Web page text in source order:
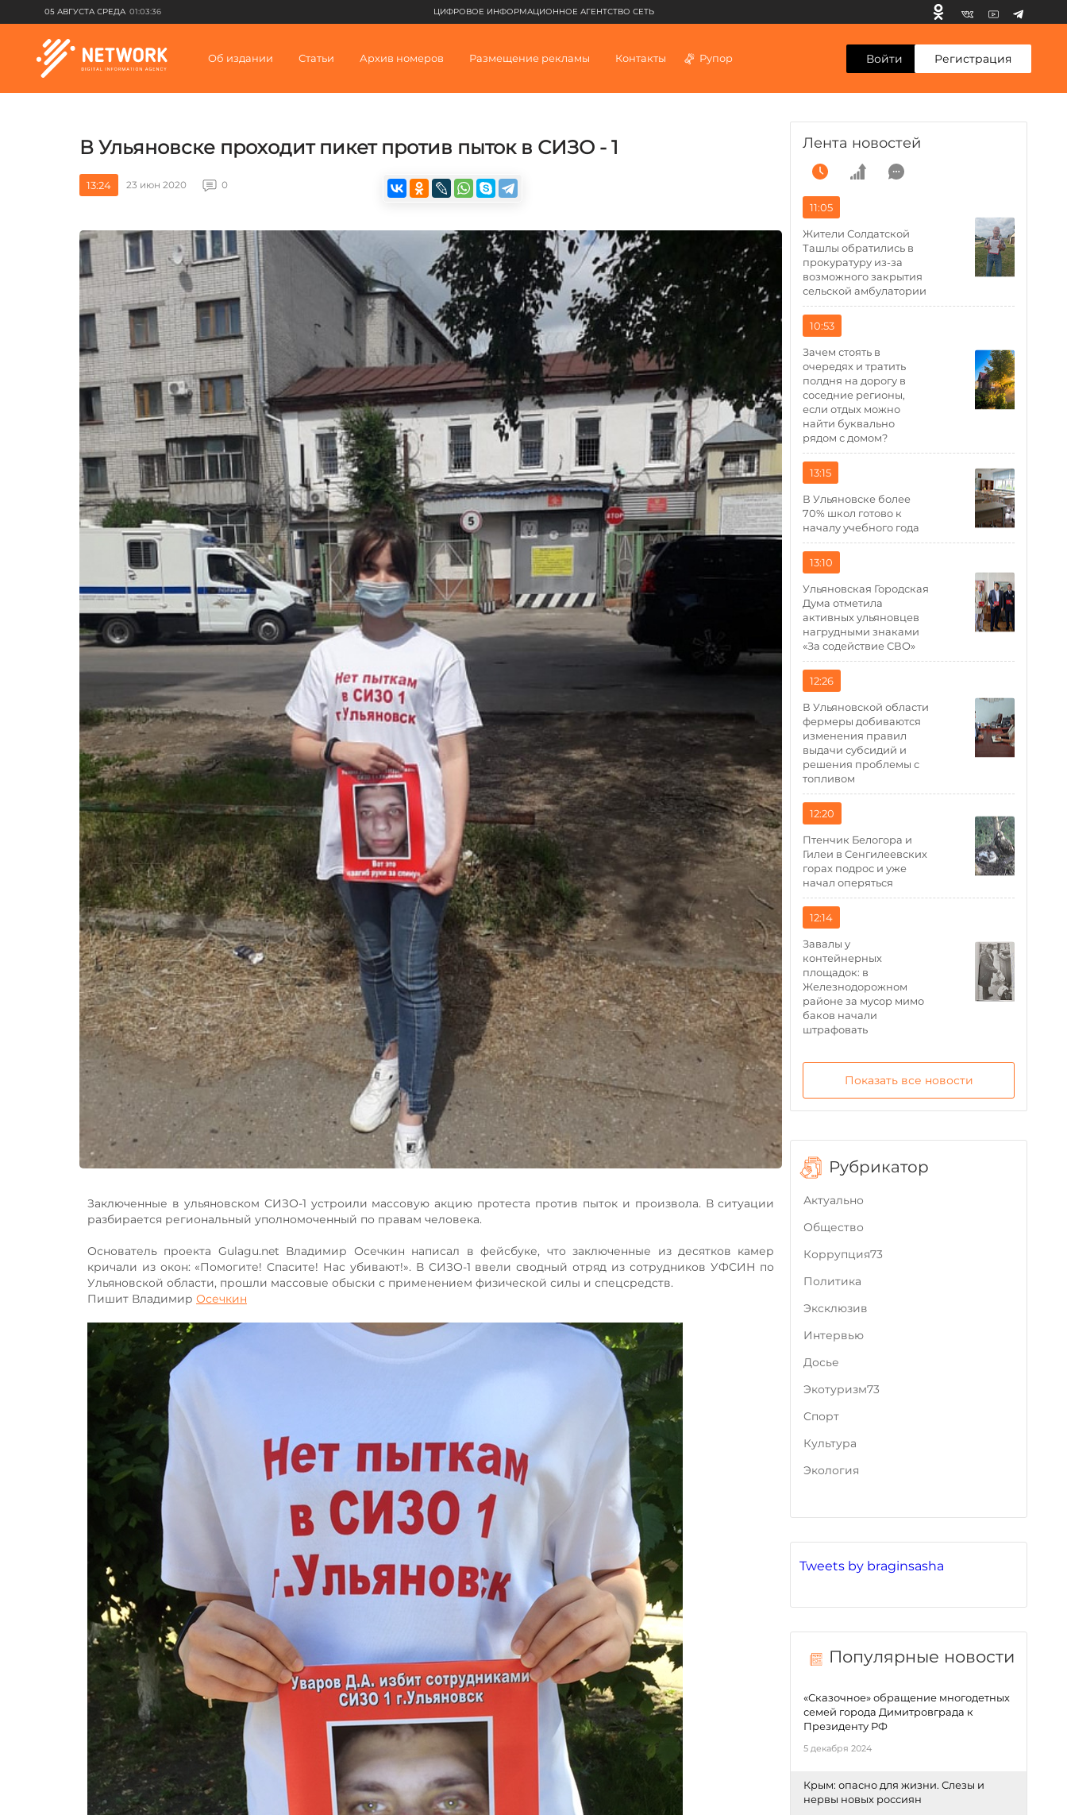
05 АВГУСТА СРЕДА 01:03:36 ЦИФРОВОЕ ИНФОРМАЦИОННОЕ АГЕНТСТВО СЕТЬ
Об издании Статьи Архив номеров Размещение рекламы Контакты Рупор Войти Регистрация
В Ульяновске проходит пикет против пыток в СИЗО - 1
13:24 23 июн 2020 0
Заключенные в ульяновском СИЗО-1 устроили массовую акцию протеста против пыток и произвола. В ситуации
разбирается региональный уполномоченный по правам человека.
Основатель проекта Gulagu.net Владимир Осечкин написал в фейсбуке, что заключенные из десятков камер
кричали из окон: «Помогите! Спасите! Нас убивают!». В СИЗО-1 ввели сводный отряд из сотрудников УФСИН по
Ульяновской области, прошли массовые обыски с применением физической силы и спецсредств.
Пишит Владимир Осечкин
Tweets by braginsasha
Популярные новости
«Сказочное» обращение многодетных
семей города Димитровграда к
Президенту РФ
5 декабря 2024
Крым: опасно для жизни. Слезы и
нервы новых россиян
Лента новостей
11:05
Жители Солдатской
Ташлы обратились в
прокуратуру из-за
возможного закрытия
сельской амбулатории
10:53
Зачем стоять в
очередях и тратить
полдня на дорогу в
соседние регионы,
если отдых можно
найти буквально
рядом с домом?
13:15
В Ульяновске более
70% школ готово к
началу учебного года
13:10
Ульяновская Городская
Дума отметила
активных ульяновцев
нагрудными знаками
«За содействие СВО»
12:26
В Ульяновской области
фермеры добиваются
изменения правил
выдачи субсидий и
решения проблемы с
топливом
12:20
Птенчик Белогора и
Гилеи в Сенгилеевских
горах подрос и уже
начал оперяться
12:14
Завалы у
контейнерных
площадок: в
Железнодорожном
районе за мусор мимо
баков начали
штрафовать
Показать все новости
Рубрикатор
Актуально
Общество
Коррупция73
Политика
Эксклюзив
Интервью
Досье
Экотуризм73
Cпорт
Культура
Экология